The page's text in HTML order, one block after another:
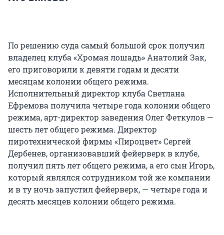
По решению суда самый большой срок получил
владелец клуба «Хромая лошадь» Анатолий Зак,
его приговорили к девяти годам и десяти
месяцам колонии общего режима.
Исполнительный директор клуба Светлана
Ефремова получила четыре года колонии общего
режима, арт-директор заведения Олег Феткулов —
шесть лет общего режима. Директор
пиротехнической фирмы «Пироцвет» Сергей
Дербенев, организовавший фейерверк в клубе,
получил пять лет общего режима, а его сын Игорь,
который являлся сотрудником той же компании
и в ту ночь запустил фейерверк, — четыре года и
десять месяцев колонии общего режима.